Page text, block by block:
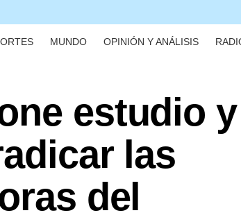
MUNDO OPINIÓN Y ANÁLISIS
estudio y
las
del